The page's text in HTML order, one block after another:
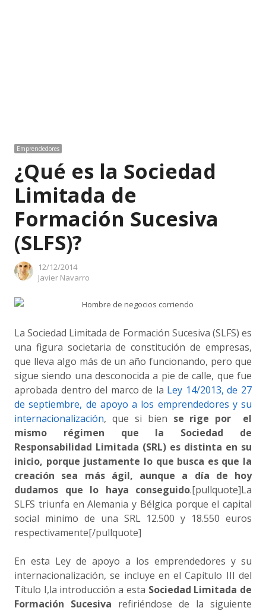
Emprendedores
¿Qué es la Sociedad
Limitada de
Formación Sucesiva
(SLFS)?
12/12/2014
Author
Javier Navarro
La Sociedad Limitada de Formación Sucesiva (SLFS) es
una figura societaria de constitución de empresas,
que lleva algo más de un año funcionando, pero que
sigue siendo una desconocida a pie de calle, que fue
aprobada dentro del marco de la Ley 14/2013, de 27
de septiembre, de apoyo a los emprendedores y su
internacionalización, que si bien se rige por el
mismo régimen que la Sociedad de
Responsabilidad Limitada (SRL) es distinta en su
inicio, porque justamente lo que busca es que la
creación sea más ágil, aunque a día de hoy
dudamos que lo haya conseguido.[pullquote]La
SLFS triunfa en Alemania y Bélgica porque el capital
social minimo de una SRL 12.500 y 18.550 euros
respectivamente[/pullquote]
En esta Ley de apoyo a los emprendedores y su
internacionalización, se incluye en el Capítulo III del
Título I,la introducción a esta Sociedad Limitada de
Formación Sucesiva refiriéndose de la siguiente